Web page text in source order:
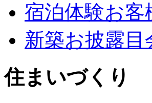
宿泊体験お客
新築お披露目
住まいづくり